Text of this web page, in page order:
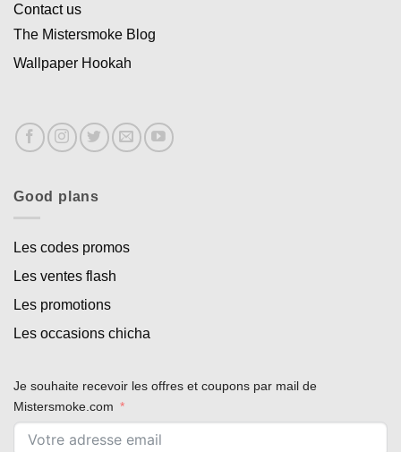
Contact us
The Mistersmoke Blog
Wallpaper Hookah
Good plans
Les codes promos
Les ventes flash
Les promotions
Les occasions chicha
Je souhaite recevoir les offres et coupons par mail de
Mistersmoke.com